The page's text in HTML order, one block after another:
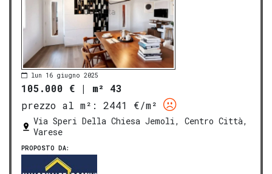
lun 16 giugno 2025
105.000 € | m² 43
prezzo al m²:
2441 €/m²
Via Speri Della Chiesa Jemoli, Centro Città,
Varese
PROPOSTO DA: